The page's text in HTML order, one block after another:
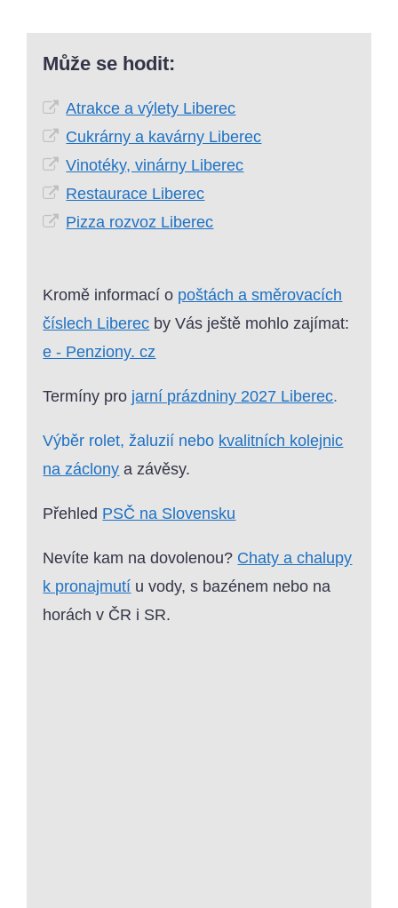
Může se hodit:
Atrakce a výlety Liberec
Cukrárny a kavárny Liberec
Vinotéky, vinárny Liberec
Restaurace Liberec
Pizza rozvoz Liberec
Kromě informací o poštách a směrovacích
číslech Liberec by Vás ještě mohlo zajímat:
e - Penziony. cz
Termíny pro jarní prázdniny 2027 Liberec.
Výběr rolet, žaluzií nebo kvalitních kolejnic
na záclony a závěsy.
Přehled PSČ na Slovensku
Nevíte kam na dovolenou? Chaty a chalupy
k pronajmutí u vody, s bazénem nebo na
horách v ČR i SR.